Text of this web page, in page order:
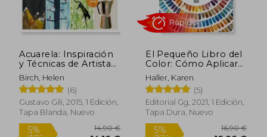
Acuarela: Inspiración
y Técnicas de Artistas
Contemporáneos
Birch, Helen
(6)
Gustavo Gili, 2015, 1 Edición,
Tapa Blanda, Nuevo
El Pequeño Libro del
Color: Cómo Aplicar
La Psicología del
Color a Tu Vida
Haller, Karen
(5)
Editorial Gg, 2021, 1 Edición,
Tapa Dura, Nuevo